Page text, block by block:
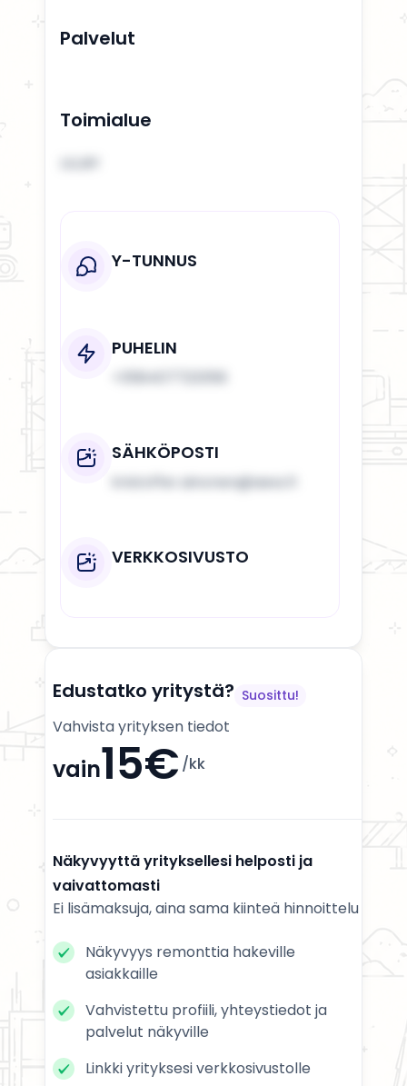
Palvelut
Toimialue
Y-TUNNUS
PUHELIN
SÄHKÖPOSTI
kristoffer.ainonen@aexs.fi
VERKKOSIVUSTO
Edustatko yritystä? Suosittu!
Vahvista yrityksen tiedot
vain15€ /kk
Näkyvyyttä yrityksellesi helposti ja
vaivattomasti
Ei lisämaksuja, aina sama kiinteä hinnoittelu
Näkyvyys remonttia hakeville
asiakkaille
Vahvistettu profiili, yhteystiedot ja
palvelut näkyville
Linkki yrityksesi verkkosivustolle